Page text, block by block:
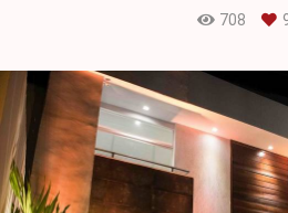
708